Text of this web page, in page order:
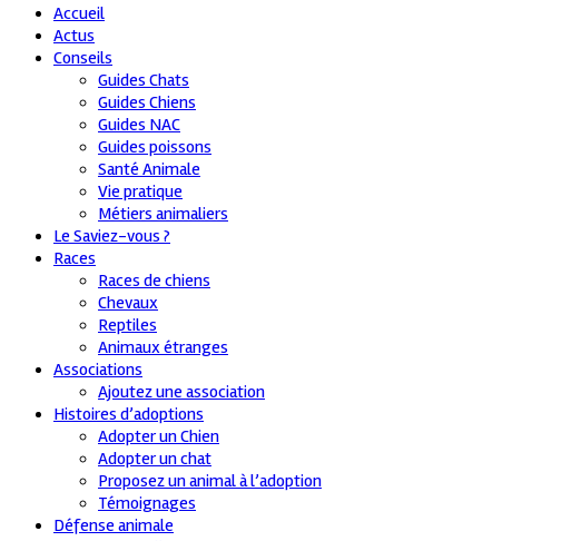
Accueil
Actus
Conseils
Guides Chats
Guides Chiens
Guides NAC
Guides poissons
Santé Animale
Vie pratique
Métiers animaliers
Le Saviez-vous ?
Races
Races de chiens
Chevaux
Reptiles
Animaux étranges
Associations
Ajoutez une association
Histoires d’adoptions
Adopter un Chien
Adopter un chat
Proposez un animal à l’adoption
Témoignages
Défense animale